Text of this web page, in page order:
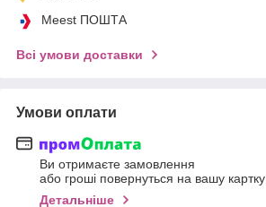
Meest ПОШТА
Всі умови доставки
Умови оплати
Ви отримаєте замовлення
або гроші повернуться на вашу картку
Детальніше